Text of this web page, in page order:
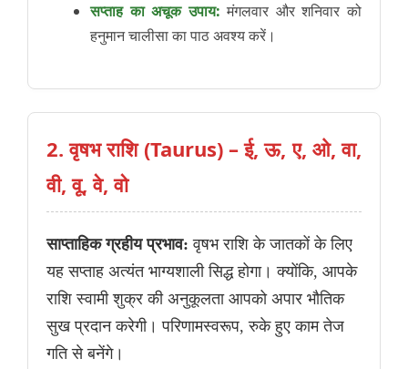
सप्ताह का अचूक उपाय: मंगलवार और शनिवार को
हनुमान चालीसा का पाठ अवश्य करें।
2. वृषभ राशि (Taurus) – ई, ऊ, ए, ओ, वा,
वी, वू, वे, वो
साप्ताहिक ग्रहीय प्रभाव: वृषभ राशि के जातकों के लिए
यह सप्ताह अत्यंत भाग्यशाली सिद्ध होगा। क्योंकि, आपके
राशि स्वामी शुक्र की अनुकूलता आपको अपार भौतिक
सुख प्रदान करेगी। परिणामस्वरूप, रुके हुए काम तेज
गति से बनेंगे।